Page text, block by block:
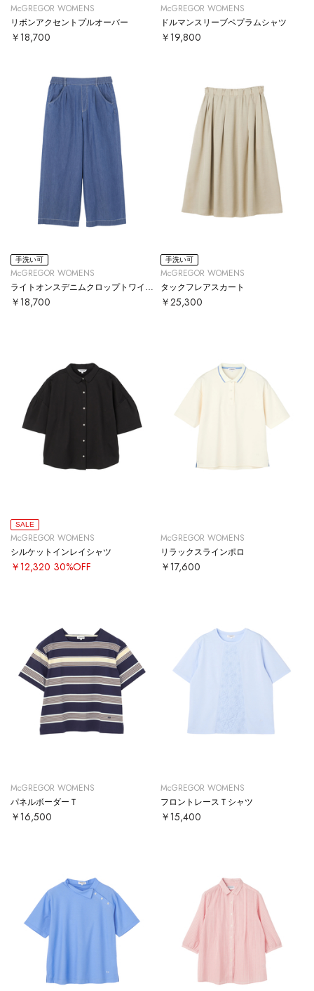
McGREGOR WOMENS
リボンアクセントプルオーバー
￥18,700
McGREGOR WOMENS
ドルマンスリーブペプラムシャツ
￥19,800
手洗い可
McGREGOR WOMENS
￥18,700
手洗い可
McGREGOR WOMENS
タックフレアスカート
￥25,300
SALE
McGREGOR WOMENS
シルケットインレイシャツ
￥12,320 30%OFF
McGREGOR WOMENS
リラックスラインポロ
￥17,600
McGREGOR WOMENS
パネルボーダーＴ
￥16,500
McGREGOR WOMENS
フロントレースＴシャツ
￥15,400